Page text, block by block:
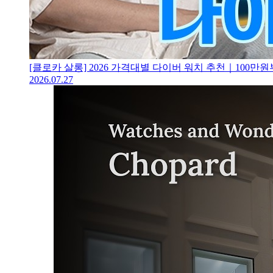
[클로카 살롱] 2026 가격대별 다이버 워치 추천｜100만
2026.07.27